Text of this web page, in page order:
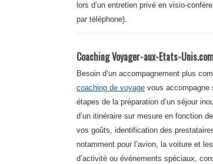
lors d’un entretien privé en visio-
par téléphone).
Coaching Voyager-aux-Etats-
Besoin d’un accompagnement plus
coaching de voyage vous accompagne
étapes de la préparation d’un séjour
d’un itinéraire sur mesure en fonction
vos goûts, identification des
notamment pour l’avion, la voiture et
d’activité ou événements spéciaux,